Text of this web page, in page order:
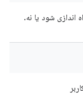
اندازی شود یا نه.